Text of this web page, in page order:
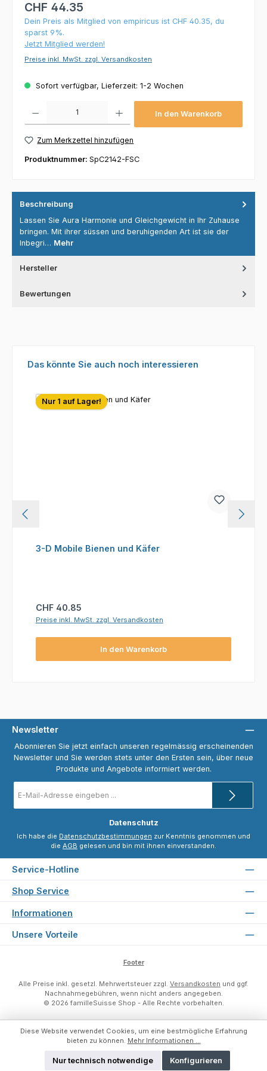
CHF 44.35
Dein Preis als Mitglied von empiricus ist CHF 40.35, du
sparst 9%.
Jetzt Mitglied werden!
Preise inkl. MwSt. zzgl. Versandkosten
Sofort verfügbar, Lieferzeit: 1-2 Wochen
In den Warenkorb
Zum Merkzettel hinzufügen
Produktnummer: SpC2142-FSC
Beschreibung
Lassen Sie Aura Harmonie und Gleichgewicht in Ihr Zuhause
bringen. Mit ihrer süssen und beruhigenden Art ist sie der
Inbegri… Mehr
Hersteller
Bewertungen
Produktgalerie überspringen
Das könnte Sie auch noch interessieren
Nur 1 auf Lager!
3-D Mobile Bienen und Käfer
Regulärer Preis:
CHF 40.85
Preise inkl. MwSt. zzgl. Versandkosten
In den Warenkorb
Newsletter
Abonnieren Sie jetzt einfach unseren regelmässig erscheinenden
Newsletter und Sie werden stets unter den Ersten sein, über neue
Produkte und Angebote informiert werden.
Mail-
Datenschutz
Ich habe die Datenschutzbestimmungen zur Kenntnis genommen und
die AGB gelesen und bin mit ihnen einverstanden.
Service-Hotline
Shop Service
Informationen
Unsere Vorteile
Footer
Alle Preise inkl. gesetzl. Mehrwertsteuer zzgl. Versandkosten und ggf.
Nachnahmegebühren, wenn nicht anders angegeben.
© 2026 familleSuisse Shop - Alle Rechte vorbehalten.
Diese Website verwendet Cookies, um eine bestmögliche Erfahrung
bieten zu können. Mehr Informationen ...
Nur technisch notwendige Konfigurieren